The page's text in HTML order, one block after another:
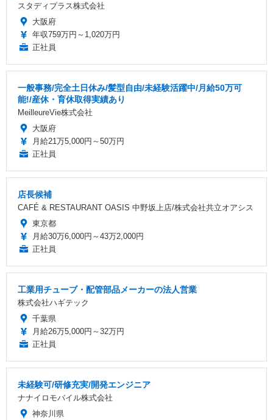
スタディプラス株式会社
大阪府
年収759万円～1,020万円
正社員
一般事務/完全土日休み/髪型自由/未経験活躍中/月給50万可
能!/産休・育休取得実績あり
MeilleureVie株式会社
大阪府
月給21万5,000円～50万円
正社員
店長候補
CAFÉ & RESTAURANT OASIS 中野坂上店/株式会社共立オアシス
東京都
月給30万6,000円～43万2,000円
正社員
工業用チューブ・配管部品メーカーの法人営業
株式会社ハギテック
千葉県
月給26万5,000円～32万円
正社員
未経験可/研修充実/開発エンジニア
ナナイロモバイル株式会社
神奈川県